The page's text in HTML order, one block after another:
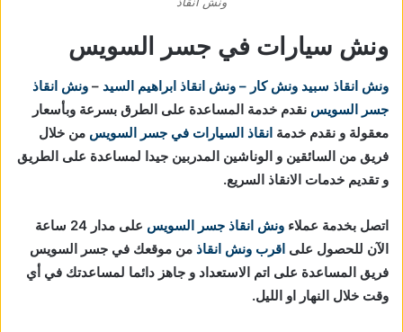
ونش سيارات في جسر السويس
ونش انقاذ سبيد ونش كار – ونش انقاذ ابراهيم السيد – ونش انقاذ
جسر السويس نقدم خدمة المساعدة على الطرق بسرعة وبأسعار
معقولة و نقدم خدمة انقاذ السيارات في جسر السويس من خلال
فريق من السائقين و الوناشين المدربين جيدا لمساعدة على الطريق
و تقديم خدمات الانقاذ السريع.
اتصل بخدمة عملاء ونش انقاذ جسر السويس
على مدار 24 ساعة
الآن للحصول على اقرب ونش انقاذ من موقعك في جسر السويس
فريق المساعدة على اتم الاستعداد و جاهز دائما لمساعدتك في أي
وقت خلال النهار او الليل.